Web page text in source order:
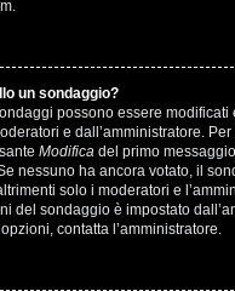
un sondaggio?
possono essere modificati
e dall’amministratore.
Modifica del primo
nessuno ha ancora votato, il
solo i moderatori e
del sondaggio è impostato
contatta l’amministratore.